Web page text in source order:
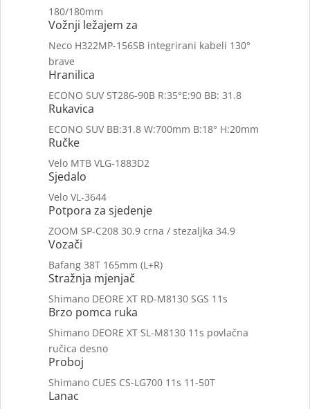
180/180mm
Vožnji ležajem za
Neco H322MP-156SB integrirani kabeli 130°
brave
Hranilica
ECONO SUV ST286-90B R:35°E:90 BB: 31.8
Rukavica
ECONO SUV BB:31.8 W:700mm B:18° H:20mm
Ručke
Velo MTB VLG-1883D2
Sjedalo
Velo VL-3644
Potpora za sjedenje
ZOOM SP-C208 30.9 crna / stezaljka 34.9
Vozači
Bafang 38T 165mm (L+R)
Stražnja mjenjač
Shimano DEORE XT RD-M8130 SGS 11s
Brzo pomca ruka
Shimano DEORE XT SL-M8130 11s povlačna
ručica desno
Proboj
Shimano CUES CS-LG700 11s 11-50T
Lanac